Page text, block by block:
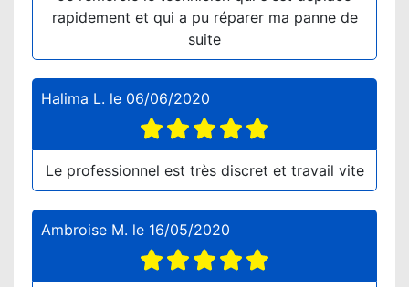
rapidement et qui a pu réparer ma panne de
suite
Halima L. le 06/06/2020
Le professionnel est très discret et travail vite
Ambroise M. le 16/05/2020